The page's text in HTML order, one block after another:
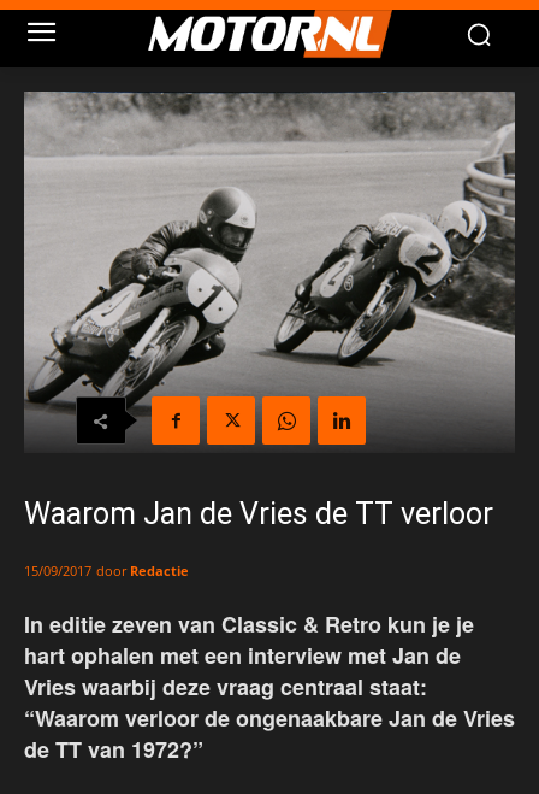
Waarom Jan de Vries de TT verloor
15/09/2017 door Redactie
In editie zeven van Classic & Retro kun je je
hart ophalen met een interview met Jan de
Vries waarbij deze vraag centraal staat:
“Waarom verloor de ongenaakbare Jan de Vries
de TT van 1972?”